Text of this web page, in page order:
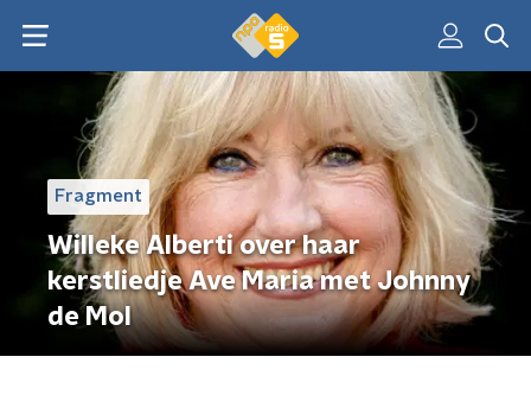
Fragment
Willeke Alberti over haar
kerstliedje Ave Maria met Johnny
de Mol